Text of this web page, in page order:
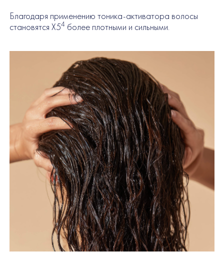
Благодаря применению тоника-активатора волосы
становятся X54 более плотными и сильными.